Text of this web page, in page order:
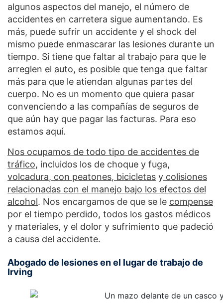
algunos aspectos del manejo, el número de
accidentes en carretera sigue aumentando. Es
más, puede sufrir un accidente y el shock del
mismo puede enmascarar las lesiones durante un
tiempo. Si tiene que faltar al trabajo para que le
arreglen el auto, es posible que tenga que faltar
más para que le atiendan algunas partes del
cuerpo. No es un momento que quiera pasar
convenciendo a las compañías de seguros de
que aún hay que pagar las facturas. Para eso
estamos aquí.
Nos ocupamos de todo tipo de accidentes de
tráfico, incluidos los de choque y fuga,
volcadura, con peatones, bicicletas y colisiones
relacionadas con el manejo bajo los efectos del
alcohol. Nos encargamos de que se le compense
por el tiempo perdido, todos los gastos médicos
y materiales, y el dolor y sufrimiento que padeció
a causa del accidente.
Abogado de lesiones en el lugar de trabajo de
Irving